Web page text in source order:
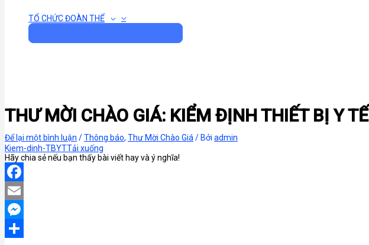
TỔ CHỨC ĐOÀN THỂ
THƯ MỜI CHÀO GIÁ: KIỂM ĐỊNH THIẾT BỊ Y TẾ
Để lại một bình luận /Thông báo, Thư Mời Chào Giá / Bởi admin
Kiem-dinh-TBYTTải xuống
Hãy chia sẻ nếu bạn thấy bài viết hay và ý nghĩa!
Facebook
Email
Messenger